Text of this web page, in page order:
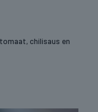
chilisaus en